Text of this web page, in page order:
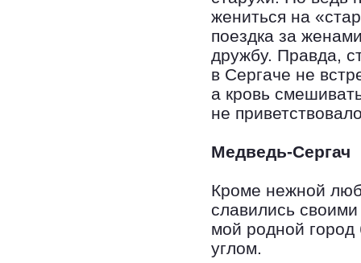
жениться на
поездка за
дружбу. Правда,
в Сергаче не
а кровь
не
Медведь-Сергач
Кроме нежной
славились
мой родной
углом.